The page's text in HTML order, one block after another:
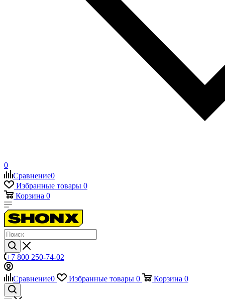
0
Сравнение0
Избранные товары 0
Корзина 0
+7 800 250-74-02
Сравнение0 Избранные товары 0 Корзина 0